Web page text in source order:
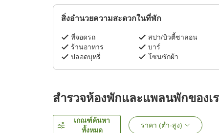
สิ่งอำนวยความสะดวกในที่พัก
ที่จอดรถ
สปา/บิวตี้ซาลอน
ร้านอาหาร
บาร์
ปลอดบุหรี่
โซนซักผ้า
สำรวจห้องพักและแพลนพักของเ
เกณฑ์ค้นหา
ทั้งหมด
ราคา (ต่ำ-สูง)